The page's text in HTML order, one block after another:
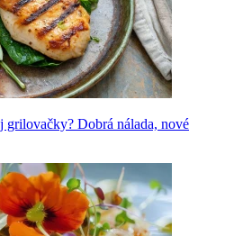
grilovačky? Dobrá nálada, nové